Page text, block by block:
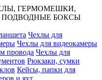
ГЕРМОМЕШКИ,
БОКСЫ
Чехлы для
Чехлы для видеокамеры
провода Чехлы для
Рюкзаки, сумки
Кейсы, папки для
и яхт